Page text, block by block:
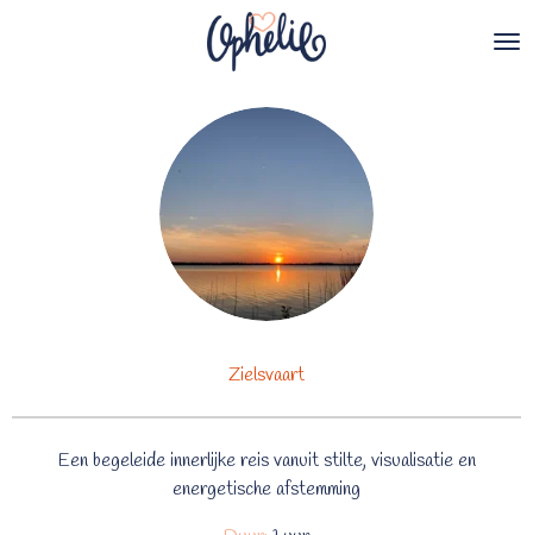
Zielsvaart
Een begeleide innerlijke reis vanuit stilte, visualisatie en
energetische afstemming